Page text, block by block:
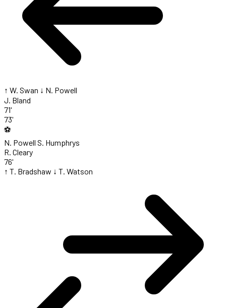
↑ W. Swan ↓ N. Powell
J. Bland
71'
73'
⚽
N. Powell S. Humphrys
R. Cleary
76'
↑ T. Bradshaw ↓ T. Watson